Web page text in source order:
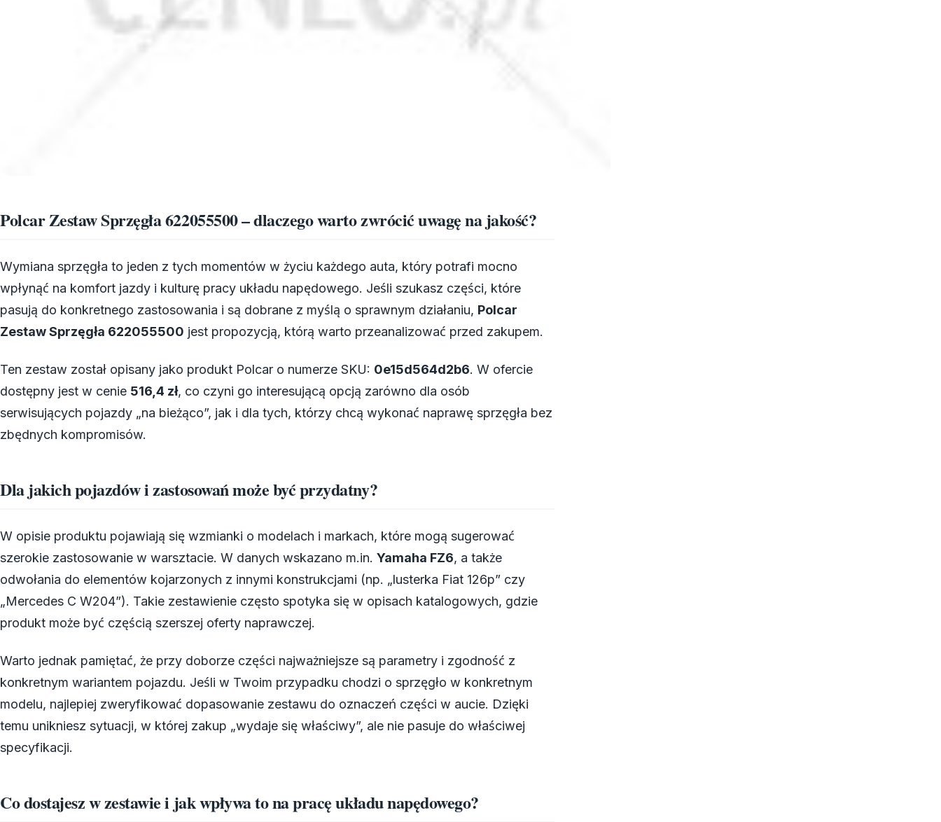
Polcar Zestaw Sprzęgła 622055500 – dlaczego warto zwrócić uwagę na jakość?
Wymiana sprzęgła to jeden z tych momentów w życiu każdego auta, który potrafi mocno
wpłynąć na komfort jazdy i kulturę pracy układu napędowego. Jeśli szukasz części, które
pasują do konkretnego zastosowania i są dobrane z myślą o sprawnym działaniu, Polcar
Zestaw Sprzęgła 622055500 jest propozycją, którą warto przeanalizować przed zakupem.
Ten zestaw został opisany jako produkt Polcar o numerze SKU: 0e15d564d2b6. W ofercie
dostępny jest w cenie 516,4 zł, co czyni go interesującą opcją zarówno dla osób
serwisujących pojazdy „na bieżąco”, jak i dla tych, którzy chcą wykonać naprawę sprzęgła bez
zbędnych kompromisów.
Dla jakich pojazdów i zastosowań może być przydatny?
W opisie produktu pojawiają się wzmianki o modelach i markach, które mogą sugerować
szerokie zastosowanie w warsztacie. W danych wskazano m.in. Yamaha FZ6, a także
odwołania do elementów kojarzonych z innymi konstrukcjami (np. „lusterka Fiat 126p” czy
„Mercedes C W204”). Takie zestawienie często spotyka się w opisach katalogowych, gdzie
produkt może być częścią szerszej oferty naprawczej.
Warto jednak pamiętać, że przy doborze części najważniejsze są parametry i zgodność z
konkretnym wariantem pojazdu. Jeśli w Twoim przypadku chodzi o sprzęgło w konkretnym
modelu, najlepiej zweryfikować dopasowanie zestawu do oznaczeń części w aucie. Dzięki
temu unikniesz sytuacji, w której zakup „wydaje się właściwy”, ale nie pasuje do właściwej
specyfikacji.
Co dostajesz w zestawie i jak wpływa to na pracę układu napędowego?